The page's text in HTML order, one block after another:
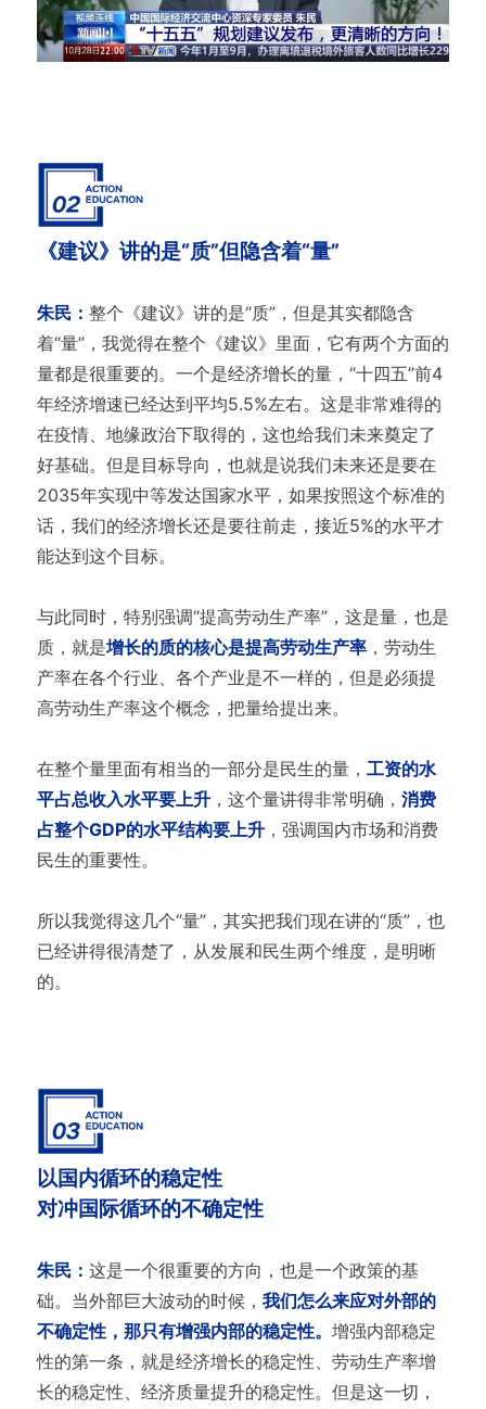
《建议》讲的是“质”但隐含着“量”
朱民： 整个《建议》讲的是“质”，但是其实都隐含
着“量”，我觉得在整个《建议》里面，它有两个方面的
量都是很重要的。一个是经济增长的量，“十四五”前4
年经济增速已经达到平均5.5%左右。这是非常难得的
在疫情、地缘政治下取得的，这也给我们未来奠定了
好基础。但是目标导向，也就是说我们未来还是要在
2035年实现中等发达国家水平，如果按照这个标准的
话，我们的经济增长还是要往前走，接近5%的水平才
能达到这个目标。
与此同时，特别强调“提高劳动生产率”，这是量，也是
质，就是增长的质的核心是提高劳动生产率，劳动生
产率在各个行业、各个产业是不一样的，但是必须提
高劳动生产率这个概念，把量给提出来。
在整个量里面有相当的一部分是民生的量， 工资的水
平占总收入水平要上升，这个量讲得非常明确， 消费
占整个GDP的水平结构要上升，强调国内市场和消费
民生的重要性。
所以我觉得这几个“量”，其实把我们现在讲的“质”，也
已经讲得很清楚了，从发展和民生两个维度，是明晰
的。
以国内循环的稳定性
对冲国际循环的不确定性
朱民： 这是一个很重要的方向，也是一个政策的基
础。当外部巨大波动的时候， 我们怎么来应对外部的
不确定性，那只有增强内部的稳定性。 增强内部稳定
性的第一条，就是经济增长的稳定性、劳动生产率增
长的稳定性、经济质量提升的稳定性。但是这一切，